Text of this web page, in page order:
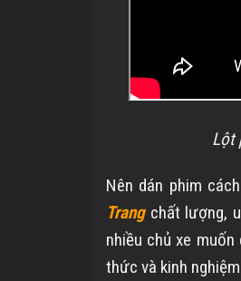
Lột
Nên dán phim
Trangchất lượng,
nhiều chủ xe
thức và kinh